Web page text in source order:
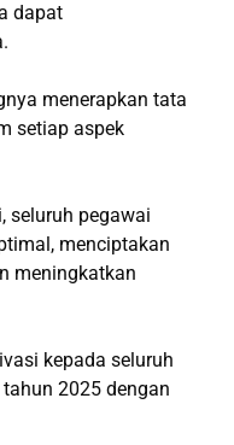
dapat
menerapkan tata
setiap aspek
seluruh pegawai
menciptakan
meningkatkan
kepada seluruh
2025 dengan